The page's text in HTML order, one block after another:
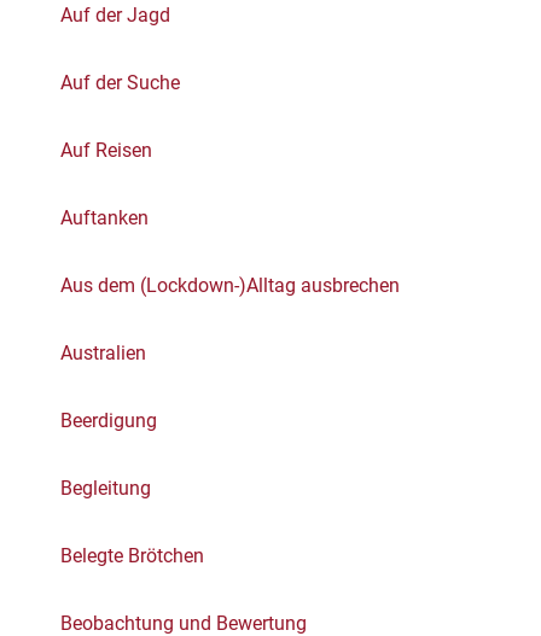
Auf der Jagd
Auf der Suche
Auf Reisen
Auftanken
Aus dem (Lockdown-)Alltag ausbrechen
Australien
Beerdigung
Begleitung
Belegte Brötchen
Beobachtung und Bewertung